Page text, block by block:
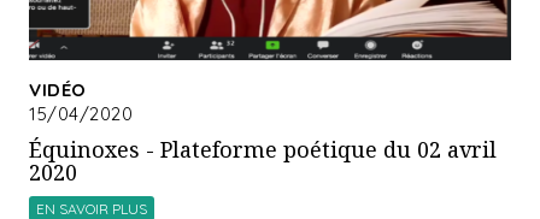
VIDÉO
15/04/2020
Équinoxes - Plateforme poétique du 02 avril
2020
EN SAVOIR PLUS